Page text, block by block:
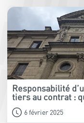
Responsabilité
tiers au contrat :
6 février 2025